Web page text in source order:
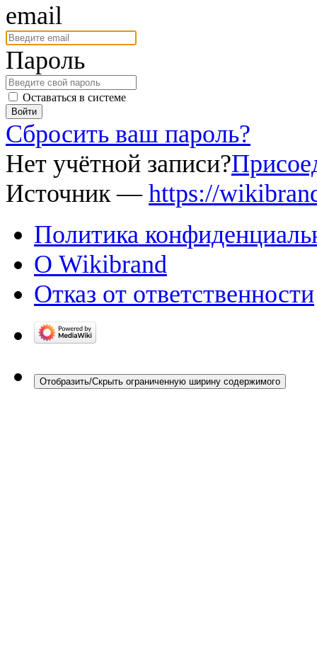
email
Пароль
Оставаться в системе
Войти
Сбросить ваш пароль?
Нет учётной записи?
Источник — https://
Политика
О Wikibrand
Отказ от ответственности
Отобразить/Скрыть ограниченную ширину содержимого